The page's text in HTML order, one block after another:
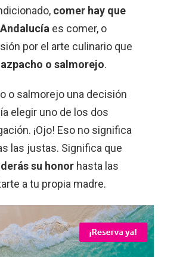
comer hay que
Andalucía es comer, o
por el arte culinario que
o salmorejo.
o salmorejo una decisión
elegir uno de los dos
¡Ojo! Eso no significa
las justas. Significa que
su honor hasta las
a tu propia madre.